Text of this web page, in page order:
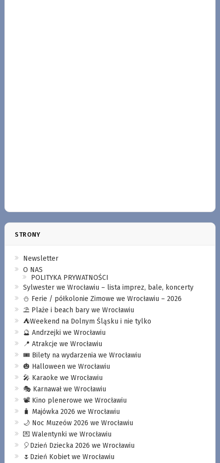
STRONY
Newsletter
O NAS
POLITYKA PRYWATNOŚCI
Sylwester we Wrocławiu – lista imprez, bale, koncerty
⛄️ Ferie / półkolonie Zimowe we Wrocławiu – 2026
⛱️ Plaże i beach bary we Wrocławiu
⛺️Weekend na Dolnym Śląsku i nie tylko
🔮 Andrzejki we Wrocławiu
📍 Atrakcje we Wrocławiu
🎟️ Bilety na wydarzenia we Wrocławiu
🎃 Halloween we Wrocławiu
🎤 Karaoke we Wrocławiu
🎭 Karnawał we Wrocławiu
📽️ Kino plenerowe we Wrocławiu
🧳 Majówka 2026 we Wrocławiu
🌙 Noc Muzeów 2026 we Wrocławiu
💌 Walentynki we Wrocławiu
🎈Dzień Dziecka 2026 we Wrocławiu
🌷Dzień Kobiet we Wrocławiu